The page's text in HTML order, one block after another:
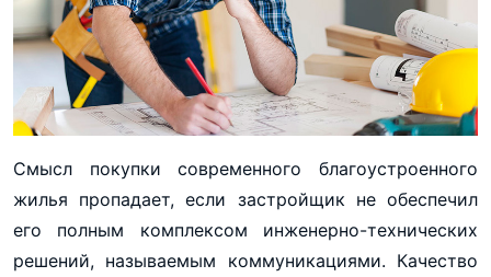
Смысл покупки современного благоустроенного
жилья пропадает, если застройщик не обеспечил
его полным комплексом инженерно-технических
решений, называемым коммуникациями. Качество